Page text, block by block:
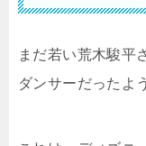
まだ若い荒木駿平
ダンサーだったよ